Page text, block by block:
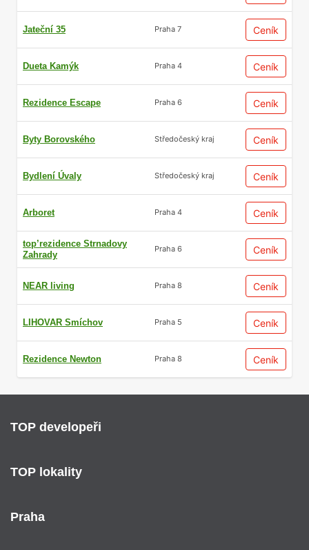
Jateční 35 Praha 7 Ceník
Dueta Kamýk Praha 4 Ceník
Rezidence Escape Praha 6 Ceník
Byty Borovského Středočeský kraj Ceník
Bydlení Úvaly Středočeský kraj Ceník
Arboret Praha 4 Ceník
top’rezidence Strnadovy
Zahrady
Praha 6 Ceník
NEAR living Praha 8 Ceník
LIHOVAR Smíchov Praha 5 Ceník
Rezidence Newton Praha 8 Ceník
TOP developeři
TOP lokality
Praha